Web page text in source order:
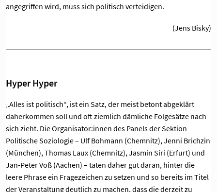
angegriffen wird, muss sich politisch verteidigen.
(Jens Bisky)
Hyper Hyper
„Alles ist politisch“, ist ein Satz, der meist betont abgeklärt
daherkommen soll und oft ziemlich dämliche Folgesätze nach
sich zieht. Die Organisator:innen des Panels der Sektion
Politische Soziologie – Ulf Bohmann (Chemnitz), Jenni Brichzin
(München), Thomas Laux (Chemnitz), Jasmin Siri (Erfurt) und
Jan-Peter Voß (Aachen) – taten daher gut daran, hinter die
leere Phrase ein Fragezeichen zu setzen und so bereits im Titel
der Veranstaltung deutlich zu machen, dass die derzeit zu